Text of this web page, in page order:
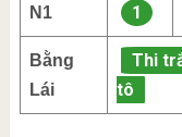
N1 1
Bằng
Lái
Thi
tô